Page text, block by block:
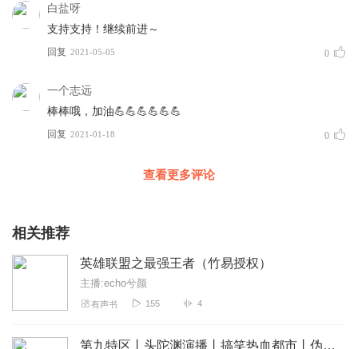
白盐呀
支持支持！继续前进～
回复 2021-05-05 0
一个志远
棒棒哦，加油💪💪💪💪💪💪
回复 2021-01-18 0
查看更多评论
相关推荐
英雄联盟之最强王者（竹易授权）
主播:echo兮颜
有声书 155 4
第九特区丨头陀渊演播丨搞笑热血都市丨伪戒丨VIP免费多人有声剧